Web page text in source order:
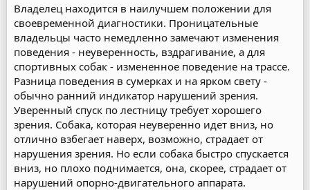
Владелец находится в наилучшем положении для
своевременной диагностики. Проницательные
владельцы часто немедленно замечают изменения
поведения - неуверенность, вздрагивание, а для
спортивных собак - измененное поведение на трассе.
Разница поведения в сумерках и на ярком свету -
обычно ранний индикатор нарушений зрения.
Уверенный спуск по лестницу требует хорошего
зрения. Собака, которая неуверенно идет вниз, но
отлично взбегает наверх, возможно, страдает от
нарушения зрения. Но если собака быстро спускается
вниз, но плохо поднимается, она, скорее, страдает от
нарушений опорно-двигательного аппарата.